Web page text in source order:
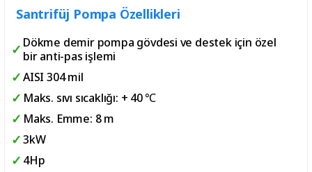
Santrifüj Pompa Özellikleri
Dökme demir pompa gövdesi ve destek için özel
bir anti-pas işlemi
AISI 304 mil
Maks. sıvı sıcaklığı: + 40 ℃
Maks. Emme: 8 m
3kW
4Hp